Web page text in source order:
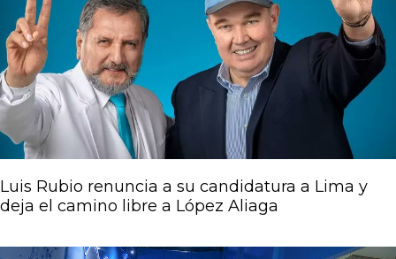
Luis Rubio renuncia a su candidatura a Lima y
deja el camino libre a López Aliaga